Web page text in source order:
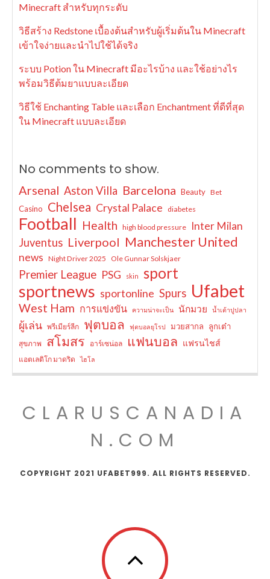
Minecraft สำหรับทุกระดับ
วิธีสร้าง Redstone เบื้องต้นสำหรับผู้เริ่มต้นใน Minecraft
เข้าใจง่ายและนำไปใช้ได้จริง
ระบบ Potion ใน Minecraft มีอะไรบ้าง และใช้อย่างไร
พร้อมวิธีต้มยาแบบละเอียด
วิธีใช้ Enchanting Table และเลือก Enchantment ที่ดีที่สุด
ใน Minecraft แบบละเอียด
No comments to show.
Arsenal Aston Villa Barcelona Beauty Bet
Casino Chelsea Crystal Palace diabetes
Football Health high blood pressure Inter Milan
Juventus Liverpool Manchester United
news Night Driver 2025 Ole Gunnar Solskjaer
Premier League PSG skin sport
sportnews sportonline Spurs Ufabet
West Ham การแข่งขัน ความน่าจะเป็น นักมวย น้ำเต้าปูปลา
ผู้เล่น พรีเมียร์ลีก ฟุตบอล ฟุตบอลยุโรป มวยสากล ลูกเต๋า
สุขภาพ สโมสร อาร์เซน่อล แฟนบอล แฟรนไชส์
แอตเลติโก มาดริด ไฮโล
CLARUSCANADIA
N.COM
COPYRIGHT 2021 UFABET999. ALL RIGHTS RESERVED.